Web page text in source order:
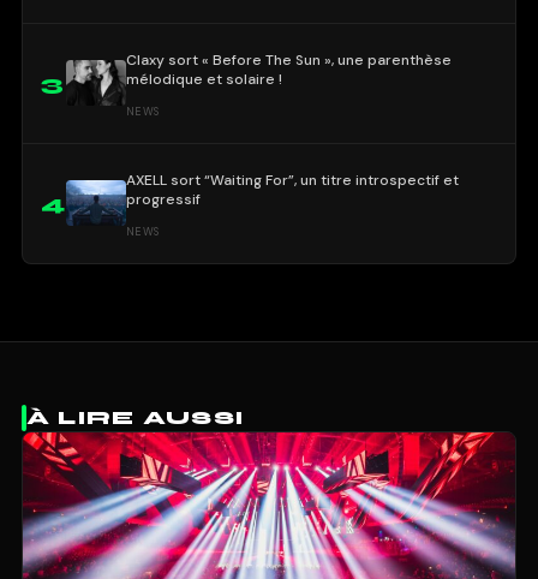
3
Claxy sort « Before The Sun », une parenthèse
mélodique et solaire !
NEWS
4
AXELL sort “Waiting For”, un titre introspectif et
progressif
NEWS
À LIRE AUSSI